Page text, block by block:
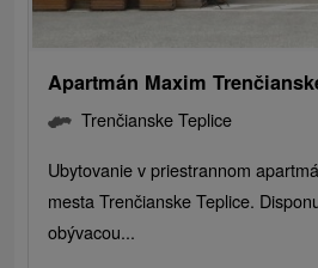
Apartmán Maxim
Trenčianske Teplice
Ubytovanie v priestrannom
mesta Trenčianske Teplice.
obývacou...